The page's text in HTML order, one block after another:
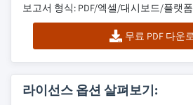
보고서 형식: PDF/엑셀/대시보드/플랫폼
무료 PDF 다운
라이선스 옵션 살펴보기: